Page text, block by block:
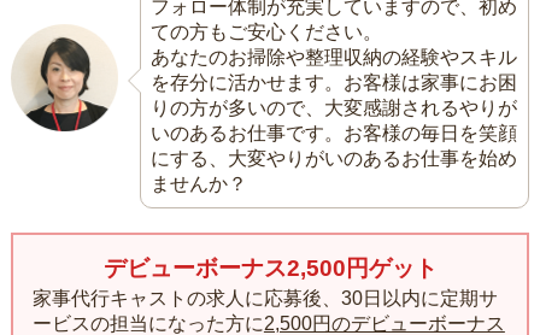
フォロー体制が充実していますので、初め
ての方もご安心ください。
あなたのお掃除や整理収納の経験やスキル
を存分に活かせます。お客様は家事にお困
りの方が多いので、大変感謝されるやりが
いのあるお仕事です。お客様の毎日を笑顔
にする、大変やりがいのあるお仕事を始め
ませんか？
デビューボーナス2,500円ゲット
家事代行キャストの求人に応募後、30日以内に定期サ
ービスの担当になった方に2,500円のデビューボーナス